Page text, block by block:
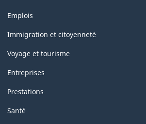
Thèmes
sujets
Emplois
Immigration et citoyenneté
Voyage et tourisme
Entreprises
Prestations
Santé